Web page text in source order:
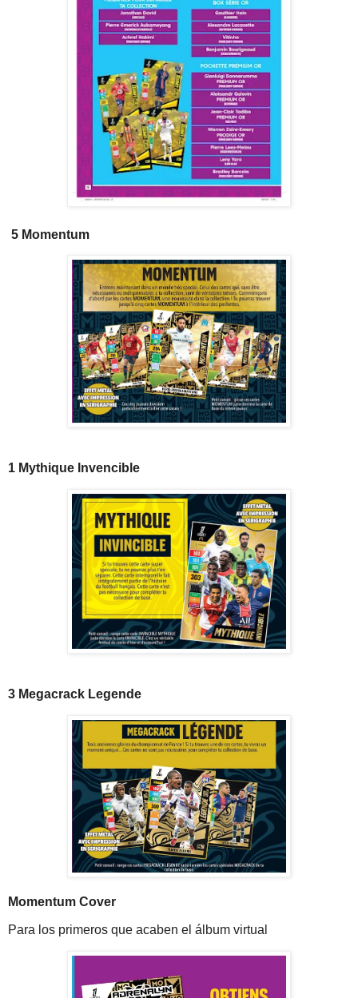
5 Momentum
1 Mythique Invencible
3 Megacrack Legende
Momentum Cover
Para los primeros que acaben el álbum virtual